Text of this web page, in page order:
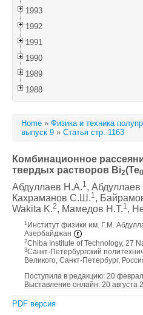
1993
1992
1991
1990
1989
1988
Home » Физика и техника
выпуск 9 » Статья стр. 1163
Комбинационное
твердых растворов Bi2(Te
Абдуллаев Н.А.1,
Кахраманов С.Ш.1,
Wakita K.2, Мамедов Н.Т.1,
1 Институт физики им. Г.М.
Азербайджан
2Chiba Institute of Technology, 27
3Санкт-Петербургский
Великого, Санкт-Петербург,
Поступила в редакцию: 20
Выставление онлайн: 20 августа
PDF версия